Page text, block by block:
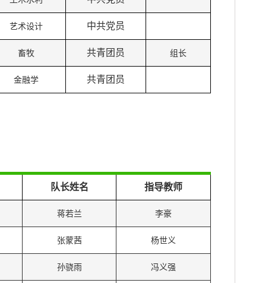
艺术设计 中共党员
畜牧 共青团员 组长
金融学 共青团员
队长姓名 指导教师
蒋若兰 李豪
张蒙茜 杨世义
孙骁雨 冯义强